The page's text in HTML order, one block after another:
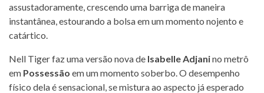
assustadoramente, crescendo uma barriga de maneira
instantânea, estourando a bolsa em um momento nojento e
catártico.
Nell Tiger faz uma versão nova de Isabelle Adjanino metrô
em Possessão em um momento soberbo. O desempenho
físico dela é sensacional, se mistura ao aspecto já esperado